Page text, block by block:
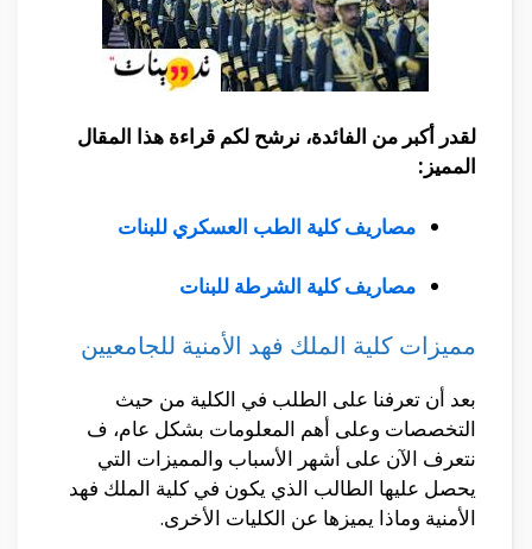
لقدر أكبر من الفائدة، نرشح لكم قراءة هذا المقال
المميز:
مصاريف كلية الطب العسكري للبنات
مصاريف كلية الشرطة للبنات
مميزات كلية الملك فهد الأمنية للجامعيين
بعد أن تعرفنا على الطلب في الكلية من حيث
التخصصات وعلى أهم المعلومات بشكل عام، ف
نتعرف الآن على أشهر الأسباب والمميزات التي
يحصل عليها الطالب الذي يكون في كلية الملك فهد
الأمنية وماذا يميزها عن الكليات الأخرى.